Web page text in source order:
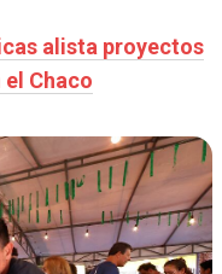
alista proyectos
Chaco